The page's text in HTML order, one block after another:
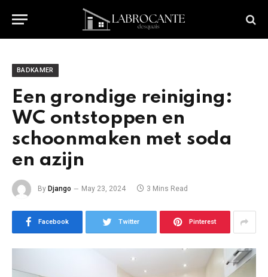
BADKAMER
Een grondige reiniging:
WC ontstoppen en
schoonmaken met soda
en azijn
By Django May 23, 2024 3 Mins Read
Facebook Twitter Pinterest